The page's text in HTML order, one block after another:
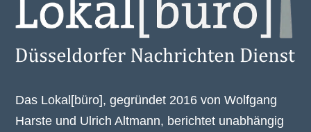
Das Lokal[büro], gegründet 2016 von Wolfgang
Harste und Ulrich Altmann, berichtet unabhängig